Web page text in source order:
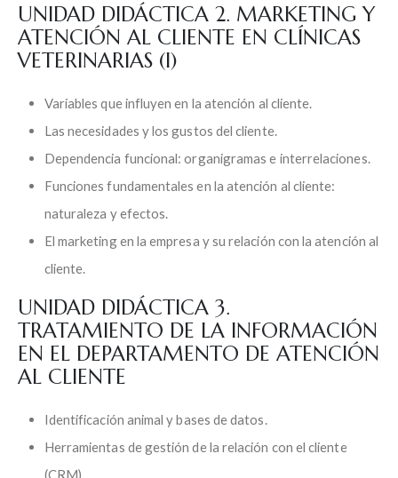
UNIDAD DIDÁCTICA 2. MARKETING Y
ATENCIÓN AL CLIENTE EN CLÍNICAS
VETERINARIAS (I)
Variables que influyen en la atención al cliente.
Las necesidades y los gustos del cliente.
Dependencia funcional: organigramas e interrelaciones.
Funciones fundamentales en la atención al cliente:
naturaleza y efectos.
El marketing en la empresa y su relación con la atención al
cliente.
UNIDAD DIDÁCTICA 3.
TRATAMIENTO DE LA INFORMACIÓN
EN EL DEPARTAMENTO DE ATENCIÓN
AL CLIENTE
Identificación animal y bases de datos.
Herramientas de gestión de la relación con el cliente
(CRM).